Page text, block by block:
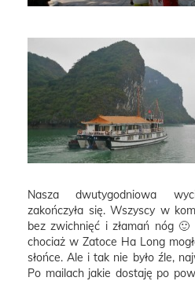
Nasza dwutygodniowa
zakończyła się. Wszyscy w
bez zwichnięć i złamań nóg
chociaż w Zatoce Ha Long
słońce. Ale i tak nie było źle,
Po mailach jakie dostaję po